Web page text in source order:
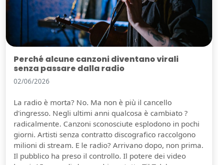
Perché alcune canzoni diventano virali
senza passare dalla radio
02/06/2026
La radio è morta? No. Ma non è più il cancello
d'ingresso. Negli ultimi anni qualcosa è cambiato ?
radicalmente. Canzoni sconosciute esplodono in pochi
giorni. Artisti senza contratto discografico raccolgono
milioni di stream. E le radio? Arrivano dopo, non prima.
Il pubblico ha preso il controllo. Il potere dei video